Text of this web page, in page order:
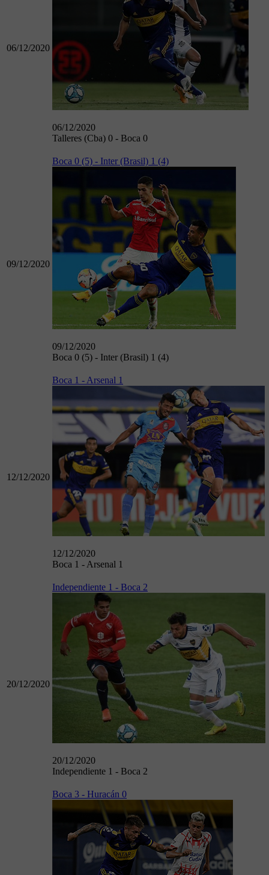
06/12/2020
06/12/2020
Talleres (Cba) 0 - Boca 0
09/12/2020
Boca 0 (5) - Inter (Brasil) 1 (4)
09/12/2020
Boca 0 (5) - Inter (Brasil) 1 (4)
12/12/2020
Boca 1 - Arsenal 1
12/12/2020
Boca 1 - Arsenal 1
20/12/2020
Independiente 1 - Boca 2
20/12/2020
Independiente 1 - Boca 2
Boca 3 - Huracán 0